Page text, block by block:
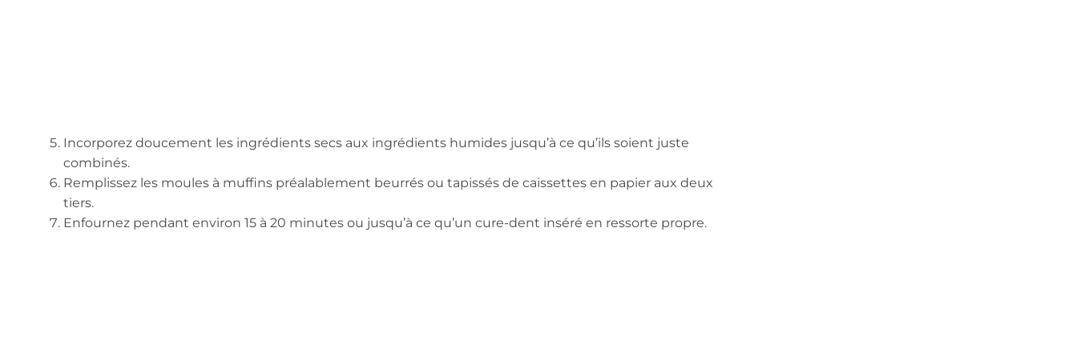
Incorporez doucement les ingrédients secs aux ingrédients humides jusqu’à ce qu’ils soient juste
combinés.
Remplissez les moules à muffins préalablement beurrés ou tapissés de caissettes en papier aux deux
tiers.
Enfournez pendant environ 15 à 20 minutes ou jusqu’à ce qu’un cure-dent inséré en ressorte propre.